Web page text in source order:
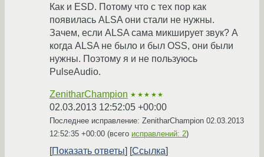
Как и ESD. Потому что с тех пор как
появилась ALSA они стали не нужны.
Зачем, если ALSA сама микширует звук? А
когда ALSA не было и был OSS, они были
нужны. Поэтому я и не пользуюсь
PulseAudio.
ZenitharChampion ★★★★★
02.03.2013 12:52:05 +00:00
Последнее исправление: ZenitharChampion 02.03.2013
12:52:35 +00:00 (всего исправлений: 2)
Показать ответы Ссылка